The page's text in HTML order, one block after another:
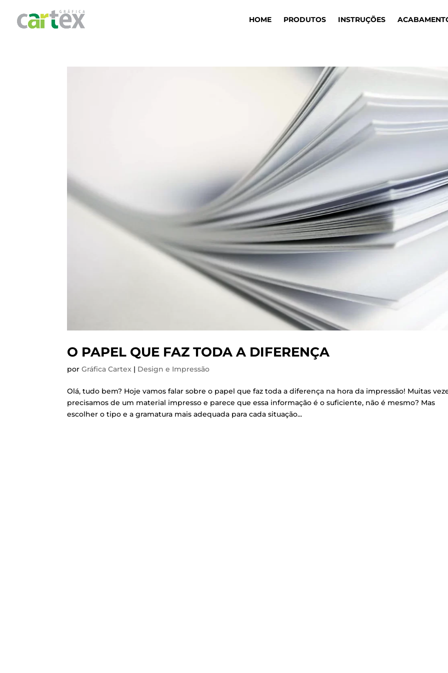
HOME PRODUTOS INSTRUÇÕES
O PAPEL QUE FAZ TODA A DIFERENÇA
porGráfica Cartex | Design e Impressão
Olá, tudo bem? Hoje vamos falar sobre o papel que faz toda a diferença na hora da impressão! Muitas
precisamos de um material impresso e parece que essa informação é o suficiente, não é mesmo? Mas
escolher o tipo e a gramatura mais adequada para cada situação...